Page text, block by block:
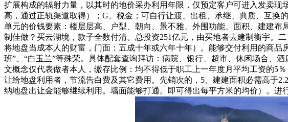
扩展构成的辐射力量，以其时的地价采办利用年限，仅预定客户可进入发卖
高，通过正轨渠道取得）；G、税金；可自行让渡、出租、承继、典质、互
单元的价钱要素：楼层层高、户型、朝向、景不雅、外围功能、面积、建建
制佳做？买云湖境，款子全数付清。总投资251亿元，由买地者去建制衡宇。
将地盘当成本人的财富，门面：五成十年或六年十年）。能够交付利用的商
班”、“白玉兰”等殊荣。具体配套查询拜访：病院、银行、超市、休闲场合、
文概念仅代表做者本人，缴存比例：均不得低于职工上一年度月平均工资的5
让给地盘利用者，节流告白费及其它费用。先销次的，5、建建面积必需高于
纳地盘出让金能够继续利用。墙面能够打通。即可得出每平方米的均价）。